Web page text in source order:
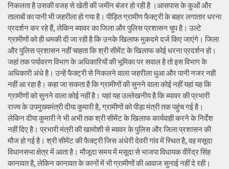
निकलता है उसकी वजह से खेती की जमीन बंजर हो रही है ।आसपास के कुओं और
तालाबों का पानी भी जहरीला हो गया है। पीड़ित ग्रामीण फैक्ट्री के बाहर लगातार धरना
प्रदर्शन कर रहे हैं, लेकिन ब्यावर का जिला और पुलिस प्रशासन चुप है। उल्टे
ग्रामीणों को ही धमकी दी जा रही है कि उनके खिलाफ मुकदमे दर्ज किए जाएंगे। जिला
और पुलिस प्रशासन नहीं चाहता कि श्री सीमेंट के खिलाफ कोई धरना प्रदर्शन हो।
जहां तक पर्यावरण विभाग के अधिकारियों की भूमिका पर सवाल है तो इस विभाग के
अधिकारी अंधे है। उन्हें फैक्ट्री से निकलने वाला जहरीला धुआ और पानी नजर नही
नहीं आ रहा है। कहा जा सकता है कि ग्रामीणों की सुनने वाला कोई नहीं यहां यह कि
ग्रामीणों को सुनने वाला कोई नहीं है। यहां यह उल्लेखनीय है कि ब्यावर की प्रभारी
राज्य के उपमुख्यमंत्री दीया कुमारी है, ग्रामीणों को पीड़ा मंत्री तक पहुंच गई है।
लेकिन दीया कुमारी ने भी अभी तक श्री सीमेंट के खिलाफ कार्यवाही करने के निर्देश
नहीं दिए है। प्रभारी मंत्री की खामोशी से ब्यावर के पुलिस और जिला प्रशासन की
मौज हो गई है। श्री सीमेंट की फैक्ट्री जिस अंधेरी देवरी गांव में स्थित है, वह मसूदा
विधानसभा क्षेत्र में आता है। मौजूदा समय में मसूदा से भाजपा विधायक वीरेंद्र सिंह
कानावत है, लेकिन कानावत के कानों में भी ग्रामीणों की आवाज सुनाई नहीं दे रही।